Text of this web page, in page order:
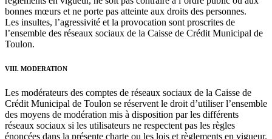
bonnes mœurs et ne porte pas atteinte aux droits des personnes.
Les insultes, l’agressivité et la provocation sont proscrites de
l’ensemble des réseaux sociaux de la Caisse de Crédit Municipal de
Toulon.
VIII. MODERATION
Les modérateurs des comptes de réseaux sociaux de la Caisse de
Crédit Municipal de Toulon se réservent le droit d’utiliser l’ensemble
des moyens de modération mis à disposition par les différents
réseaux sociaux si les utilisateurs ne respectent pas les règles
énoncées dans la présente charte ou les lois et règlements en vigueur.